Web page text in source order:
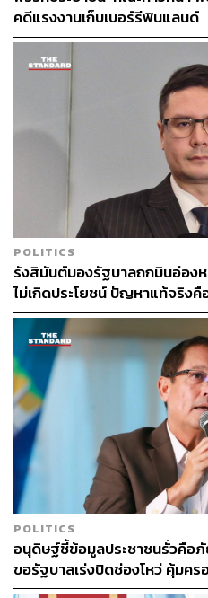
ABOUT
THE
กองบรรณา
คดีแรงงานเก็บเบอร์รีฟินแลนด์
POLITICS
รังสิมันต์มองรัฐบาลถกมินอ่อง
ไม่เกิดประโยชน์ ปัญหาแท้จริงคื
POLITICS
อนุดิษฐ์ชี้ข้อมูลประชาชนรั่วคือ
ขอรัฐบาลเร่งปิดช่องโหว่ คุ้มคร
ใช้งบไซเบอร์